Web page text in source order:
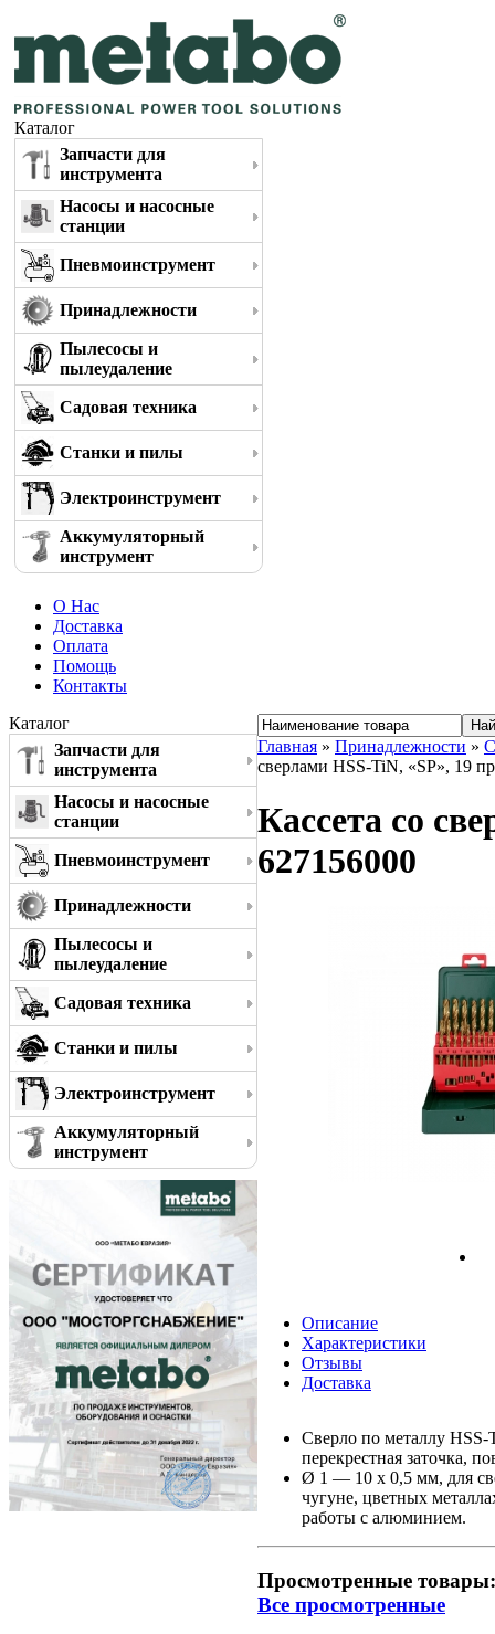
Каталог
Запчасти для
инструмента
Насосы и насосные
станции
Пневмоинструмент
Принадлежности
Пылесосы и
пылеудаление
Садовая техника
Станки и пилы
Электроинструмент
Аккумуляторный
инструмент
О Нас
Доставка
Оплата
Помощь
Контакты
Каталог
Запчасти для
инструмента
Насосы и насосные
станции
Пневмоинструмент
Принадлежности
Пылесосы и
пылеудаление
Садовая техника
Станки и пилы
Электроинструмент
Аккумуляторный
инструмент
Главная » Принадлежности »
сверлами HSS-TiN, «SP», 19
Кассета со
627156000
Описание
Характеристики
Отзывы
Доставка
Сверло по металлу
перекрестная заточка,
Ø 1 — 10 x 0,5 мм, для
чугуне, цветных
работы с алюминием.
Просмотренные товары:
Все просмотренные